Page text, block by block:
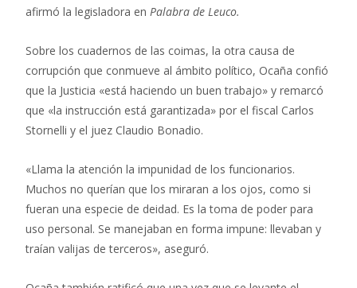
afirmó la legisladora en Palabra de Leuco.
Sobre los cuadernos de las coimas, la otra causa de
corrupción que conmueve al ámbito político, Ocaña confió
que la Justicia «está haciendo un buen trabajo» y remarcó
que «la instrucción está garantizada» por el fiscal Carlos
Stornelli y el juez Claudio Bonadio.
«Llama la atención la impunidad de los funcionarios.
Muchos no querían que los miraran a los ojos, como si
fueran una especie de deidad. Es la toma de poder para
uso personal. Se manejaban en forma impune: llevaban y
traían valijas de terceros», aseguró.